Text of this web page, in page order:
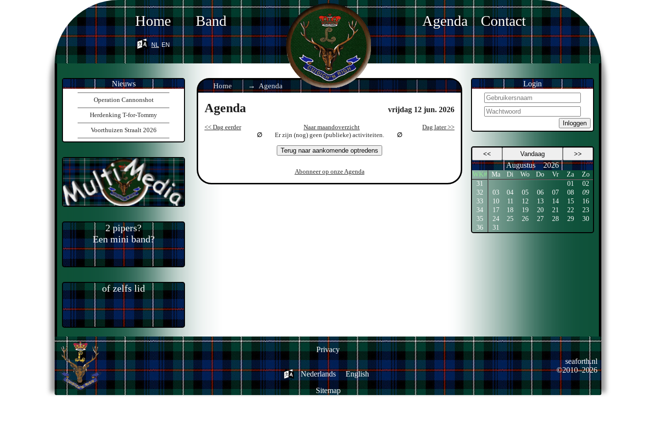
Home Band Agenda Contact
nl en
Home Agenda
Agenda vrijdag 12 jun. 2026
<< Dag eerder Naar maandoverzicht
Dag later >>
Er zijn (nog) geen (publieke) activiteiten.
Terug naar aankomende optredens
Abonneer op onze Agenda
Nieuws
Operation Cannonshot
Herdenking T-for-Tommy
Voorthuizen Straalt 2026
2 pipers?
Een mini band?
of zelfs lid
Login
Inloggen
<< Vandaag >>
Augustus 2026
WK# Ma Di Wo Do Vr Za
Zo
31
01
02
32
03 04 05 06 07 08
09
33
10 11 12 13 14 15
16
34
17 18 19 20 21 22
23
35
24 25 26 27 28 29
30
36
31
Privacy
Nederlands
English
Sitemap
seaforth.nl
©2010–2026